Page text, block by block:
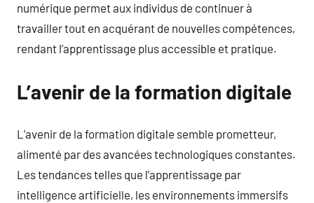
numérique permet aux individus de continuer à
travailler tout en acquérant de nouvelles compétences,
rendant l’apprentissage plus accessible et pratique.
L’avenir de la formation digitale
L’avenir de la formation digitale semble prometteur,
alimenté par des avancées technologiques constantes.
Les tendances telles que l’apprentissage par
intelligence artificielle, les environnements immersifs